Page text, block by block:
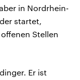
in Nordrhein-
startet,
Stellen
Er ist